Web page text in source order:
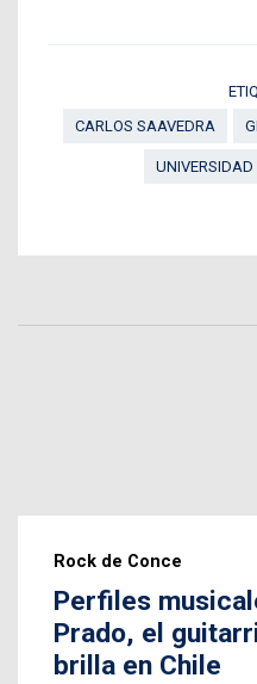
CARLOS SAAVEDRA
UNIVERSIDAD
Rock de Conce
Perfiles
Prado, el
brilla en Chile